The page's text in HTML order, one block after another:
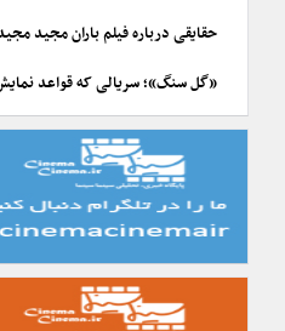
حقایقی درباره فیلم باران مجید
«گل سنگ»؛ سریالی که قواعد